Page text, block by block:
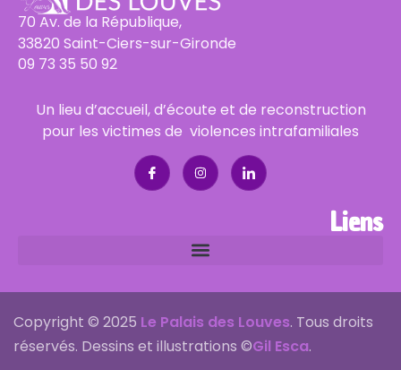
70 Av. de la République,
33820 Saint-Ciers-sur-Gironde
09 73 35 50 92
Un lieu d’accueil, d’écoute et de reconstruction
pour les victimes de violences intrafamiliales
Liens
Copyright © 2025 Le Palais des Louves. Tous droits
réservés. Dessins et illustrations ©Gil Esca.